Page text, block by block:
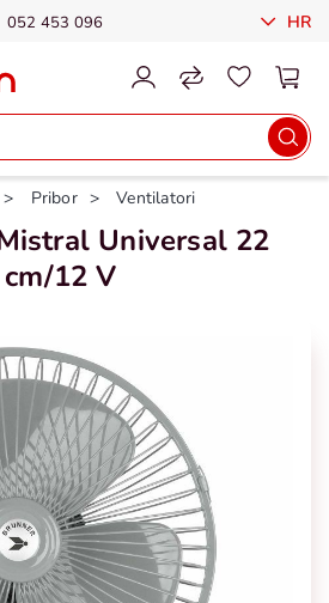
052 453 096 HR
Pribor Ventilatori
Universal 22
cm/12 V